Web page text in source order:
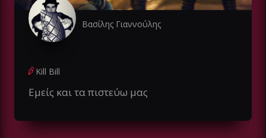
Βασίλης Γιαννούλης
Kill Bill
Εμείς και τα πιστεύω μας